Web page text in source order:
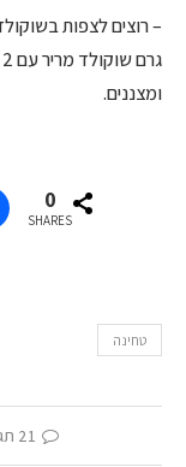
ומצננים.
0
SHARES
טחינה
21 תגובות